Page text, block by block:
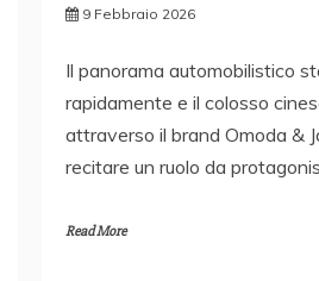
9 Febbraio 2026
Il panorama automobilistico
rapidamente e il colosso
attraverso il brand Omoda &
recitare un ruolo da
Read More